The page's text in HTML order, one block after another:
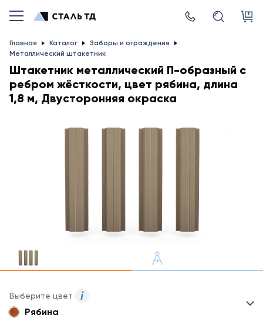
Главная Каталог
Заборы и ограждения
Металлический штакетник
Штакетник металлический П-образный с
ребром жёсткости, цвет рябина, длина
1,8 м, Двусторонняя окраска
Выберите цвет
Рябина